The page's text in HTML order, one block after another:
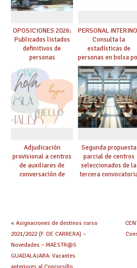
OPOSICIONES 2026:
Publicados listados
definitivos de
personas
seleccionadas. ¿Qué
hacer ahora si he
obtenido plaza?
PERSONAL
Consulta la
estadísticas de
personas en bolsa
cuerpo,
y tipo de bolsa para
el curso 26/27
Adjudicación
provisional a centros
de auxiliares de
conversación de
Segunda propuesta
parcial de centros
seleccionados de la
tercera
« Asignaciones de destinos curso
2021/2022 (F. DE CARRERA) –
Novedades – MAESTR@S
GUADALAJARA: Vacantes